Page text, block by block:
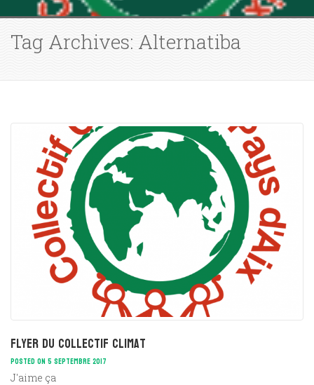
Tag Archives: Alternatiba
Flyer du Collectif climat
POSTED ON 5 SEPTEMBRE 2017
J'aime ça